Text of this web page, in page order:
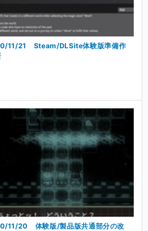
11/21 Steam/DLSite体験版準備作
11/20 体験版/製品版共通部分の改